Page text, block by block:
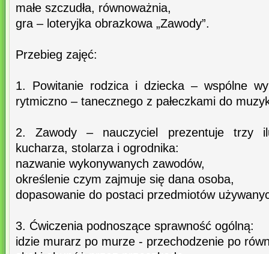
małe szczudła, równoważnia,
gra – loteryjka obrazkowa „Zawody”.
Przebieg zajęć:
1. Powitanie rodzica i dziecka – wspólne
rytmiczno – tanecznego z pałeczkami do
2. Zawody – nauczyciel prezentuje trzy
kucharza, stolarza i ogrodnika:
nazwanie wykonywanych zawodów,
określenie czym zajmuje się dana osoba,
dopasowanie do postaci przedmiotów
3. Ćwiczenia podnoszące sprawność ogólną:
idzie murarz po murze - przechodzenie po